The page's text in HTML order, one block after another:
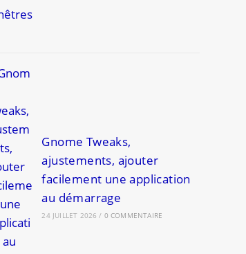
Gnome Tweaks,
ajustements, ajouter
facilement une application
au démarrage
24 JUILLET 2026 / 0 COMMENTAIRE